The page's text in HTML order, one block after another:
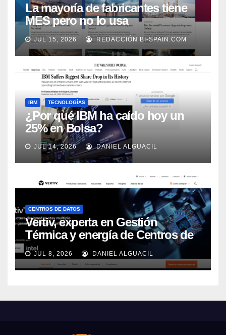
La mayoría de fabricantes tiene
MES pero no lo usa
adecuadamente, según Rockwell
Automation
JUL 15, 2026 REDACCIÓN BI-SPAIN.COM
IBM TECNOLOGÍAS
¿Por qué IBM ha caído hoy un
25% en Bolsa?
JUL 14, 2026 DANIEL ALGUACIL
CENTROS DE DATOS
Vertiv, experta en Gestión
Térmica y energía de Centros de
Datos, sigue su crecimiento
imparable
JUL 8, 2026 DANIEL ALGUACIL